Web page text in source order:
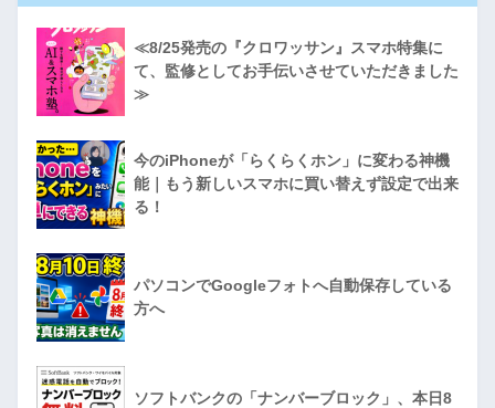
≪8/25発売の『クロワッサン』スマホ特集に
て、監修としてお手伝いさせていただきました
≫
今のiPhoneが「らくらくホン」に変わる神機
能｜もう新しいスマホに買い替えず設定で出来
る！
パソコンでGoogleフォトへ自動保存している
方へ
ソフトバンクの「ナンバーブロック」、本日8